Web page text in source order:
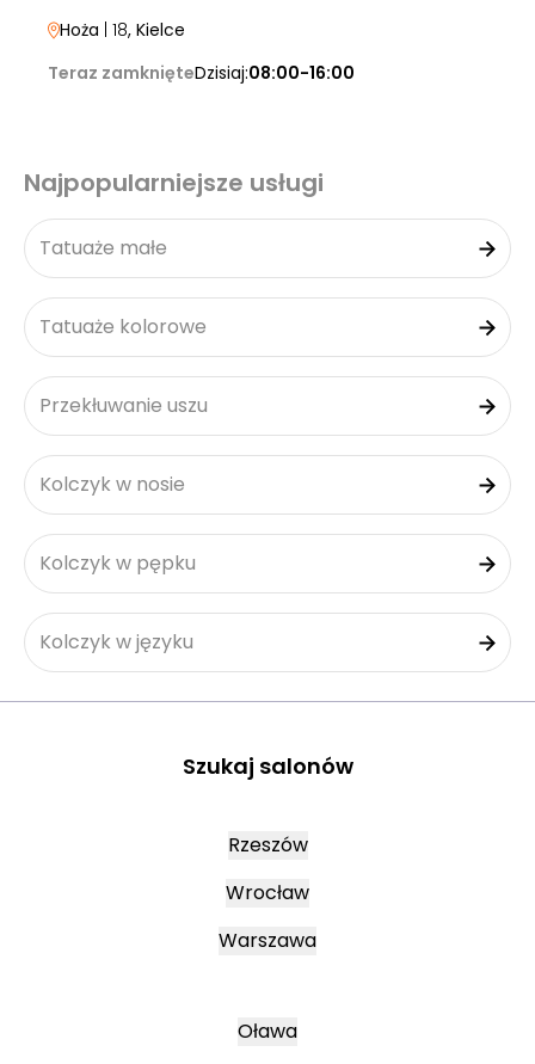
Hoża | 18, Kielce
Teraz zamknięteDzisiaj:08:00-16:00
Najpopularniejsze usługi
Tatuaże małe
Tatuaże kolorowe
Przekłuwanie uszu
Kolczyk w nosie
Kolczyk w pępku
Kolczyk w języku
Szukaj salonów
Rzeszów
Wrocław
Warszawa
Oława